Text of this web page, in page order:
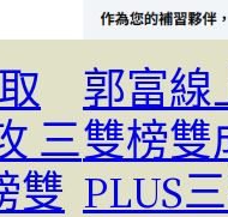
三
雙
郭富線
雙榜雙
PLUS